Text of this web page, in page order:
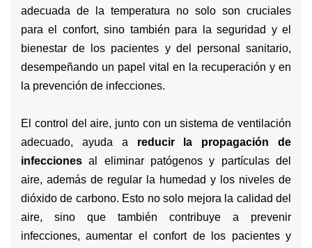
adecuada de la temperatura no solo son cruciales
para el confort, sino también para la seguridad y el
bienestar de los pacientes y del personal sanitario,
desempeñando un papel vital en la recuperación y en
la prevención de infecciones.
El control del aire, junto con un sistema de ventilación
adecuado, ayuda a reducir la propagación de
infecciones al eliminar patógenos y partículas del
aire, además de regular la humedad y los niveles de
dióxido de carbono. Esto no solo mejora la calidad del
aire, sino que también contribuye a prevenir
infecciones, aumentar el confort de los pacientes y